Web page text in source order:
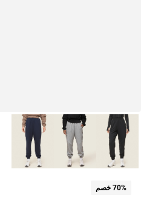
70% خصم